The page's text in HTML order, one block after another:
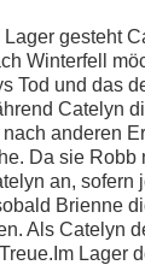
gesteht
Winterfell
Tod und das
Catelyn
anderen
Da sie Robb
an, sofern
Brienne
Als Catelyn
Lager